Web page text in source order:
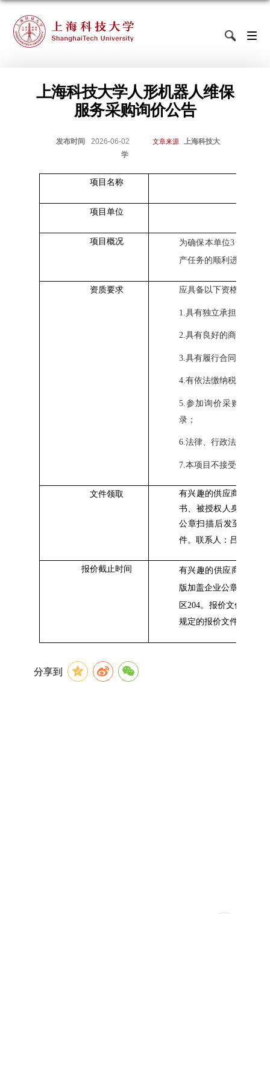
上海科技大学人形机器人维保
服务采购询价公告
发布时间 2026-06-02 文章来源
上海科技大
学
项目名称
项目单位
项目概况 为确保本单位3台
产任务的顺利进行，现
资质要求 应具备以下资格：
1. 具有独立承担民事责
2.具有良好的商业信誉
3. 具有履行合同所必需
4.有依法缴纳税收和社
5. 参加询价采购活动
录；
6.法律、行政法规规定
7.本项目不接受联合体
文件领取
有兴趣的供应商请将营
书、被授权人身份证复
公章扫描后发至lvky
件。 联系人：吕老师；
报价截止时间 有兴趣的供应商请在
版加盖企业公章的报价
区204。 报价文件需密
规定的报价文件不接受
分享到